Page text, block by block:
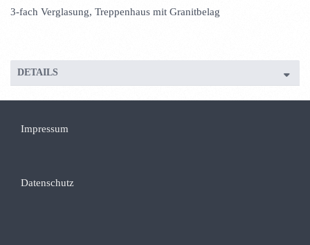
3-fach Verglasung, Treppenhaus mit Granitbelag
DETAILS
Impressum
Datenschutz